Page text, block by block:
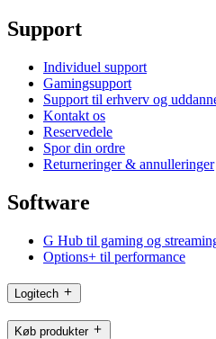
Support
Individuel support
Gamingsupport
Support til erhverv og
Kontakt os
Reservedele
Spor din ordre
Returneringer & annulleringer
Software
G Hub til gaming og
Options+ til performance
Logitech
Køb produkter